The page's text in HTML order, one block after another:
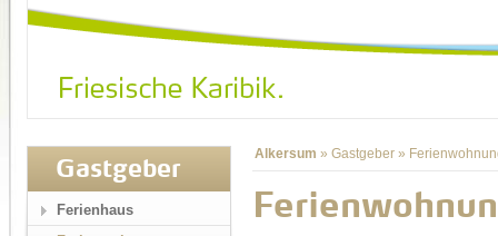
Alkersum » Gastgeber »
Gastgeber
Ferienhaus